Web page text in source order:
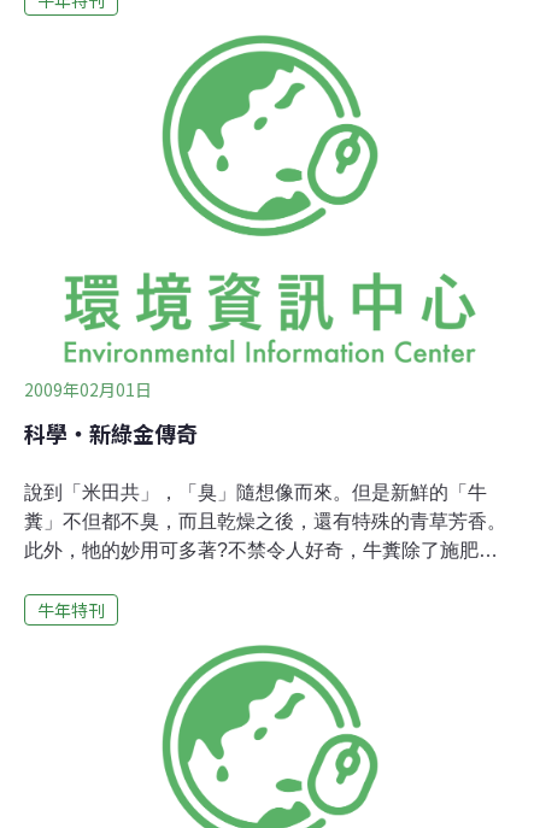
了多少長期的經濟活動作下基礎？腎衰竭之後的洗腎，可
是一筆不小的消費，比發放消費券是更有長遠的效益，中
國政府當初壓抑新聞調查，真是太有遠見了。不過，請正
在閱讀此文章的妳/你，在電腦螢幕前一起為在這一事件
中，不幸亡故的嬰孩一起默哀三分鐘。 好，我寫完之後也
跟著默哀，才繼續KEY IN的喔。還有什麼牛新聞能回顧
呢？除了活動的置入性行銷之外，「女教授上『牛』郎
看來我們以後就算不吃牛肉，也可以到夜店看牛走路了。
上面那段文字太偏頗了，還是有真的
2009年02月01日
科學‧新綠金傳奇
說到「米田共」，「臭」隨想像而來。但是新鮮的「牛
糞」不但都不臭，而且乾燥之後，還有特殊的青草芳香。
此外，牠的妙用可多著?不禁令人好奇，牛糞除了施肥之
的民族，看到牛糞會高興地讚嘆，而且急著撿回家。牛糞
為牛糞不需要花錢，可以蓋成屋牆(圖1)、或糞餅堆(圖2)2
長時間儲存，而且燃煙少、耐燒且持久，還是藏人每日酥
茶保溫的必備品，是酥茶好喝的秘密。藏醫中有一種獨特
的嗅煙療法，將一種安神藏藥，撒在牛糞火灰上讓其冒
煙，讓病人的鼻子嗅這種煙味，可以有鎮定、安神的作
用。在西藏，誰家乾牛糞越多，表示愈勤勞、愈富有。牛
牛年特刊